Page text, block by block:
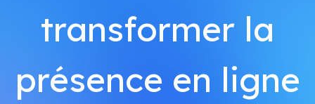
transformer la
présence en ligne